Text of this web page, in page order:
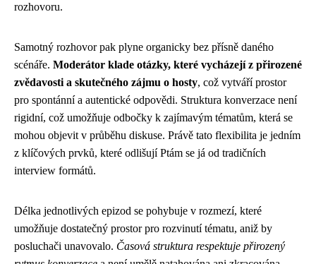
rozhovoru.
Samotný rozhovor pak plyne organicky bez přísně daného
scénáře. Moderátor klade otázky, které vycházejí z přirozené
zvědavosti a skutečného zájmu o hosty, což vytváří prostor
pro spontánní a autentické odpovědi. Struktura konverzace není
rigidní, což umožňuje odbočky k zajímavým tématům, která se
mohou objevit v průběhu diskuse. Právě tato flexibilita je jedním
z klíčových prvků, které odlišují Ptám se já od tradičních
interview formátů.
Délka jednotlivých epizod se pohybuje v rozmezí, které
umožňuje dostatečný prostor pro rozvinutí tématu, aniž by
posluchači unavovalo. Časová struktura respektuje přirozený